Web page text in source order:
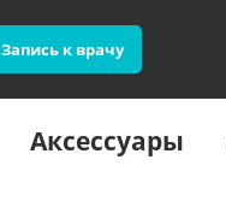
Запись к врачу
Аксессуары